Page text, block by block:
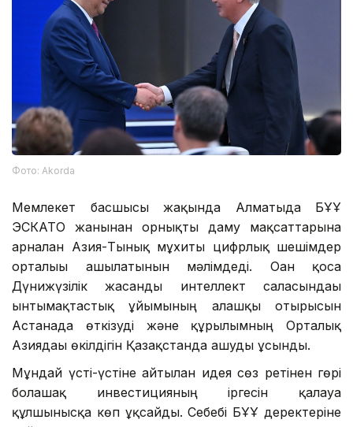
Фото: Аkorda
Мемлекет басшысы жақында Алматыда БҰҰ
ЭСКАТО жанынан орнықты даму мақсаттарына
арналған Азия-Тынық мұхиты цифрлық шешімдер
орталығы ашылатынын мәлімдеді. Оған қоса
Дүнижүзілік жасанды интеллект саласындағы
ынтымақтастық ұйымының алғашқы отырысын
Астанада өткізуді және құрылымның Орталық
Азиядағы өкілдігін Қазақстанда ашуды ұсынды.
Мұндай үсті-үстіне айтылған идея сөз ретінен гөрі
болашақ инвестицияның іргесін қалауға
құлшынысқа көп ұқсайды. Себебі БҰҰ деректеріне